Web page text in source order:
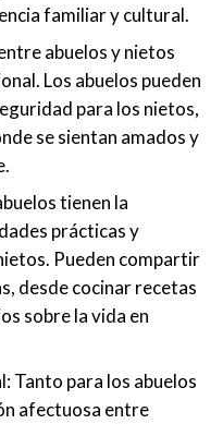
familiar y cultural.
abuelos y nietos
Los abuelos pueden
para los nietos,
se sientan amados y
tienen la
prácticas y
Pueden compartir
desde cocinar recetas
sobre la vida en
Tanto para los abuelos
afectuosa entre